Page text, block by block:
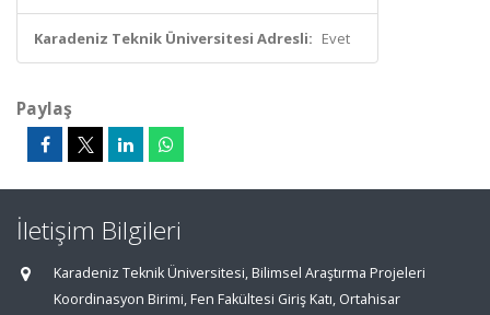
Karadeniz Teknik Üniversitesi Adresli: Evet
Paylaş
İletişim Bilgileri
Karadeniz Teknik Üniversitesi, Bilimsel Araştırma Projeleri
Koordinasyon Birimi, Fen Fakültesi Giriş Katı, Ortahisar